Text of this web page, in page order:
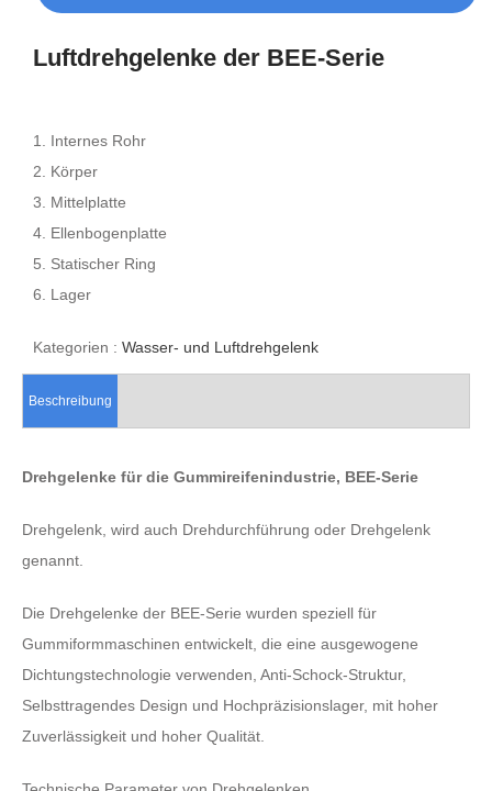
Luftdrehgelenke der BEE-Serie
1. Internes Rohr
2. Körper
3. Mittelplatte
4. Ellenbogenplatte
5. Statischer Ring
6. Lager
Kategorien : Wasser- und Luftdrehgelenk
Beschreibung
Drehgelenke für die Gummireifenindustrie, BEE-Serie
Drehgelenk, wird auch Drehdurchführung oder Drehgelenk
genannt.
Die Drehgelenke der BEE-Serie wurden speziell für
Gummiformmaschinen entwickelt, die eine ausgewogene
Dichtungstechnologie verwenden, Anti-Schock-Struktur,
Selbsttragendes Design und Hochpräzisionslager, mit hoher
Zuverlässigkeit und hoher Qualität.